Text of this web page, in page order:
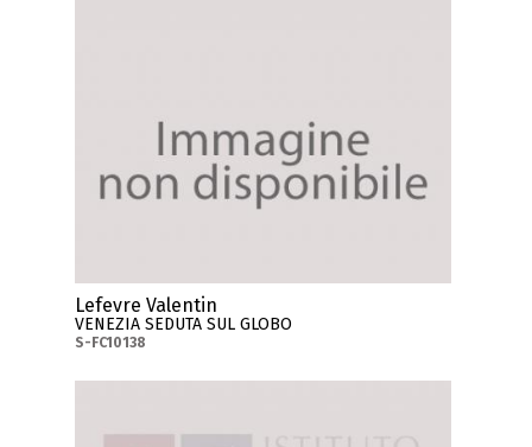
Lefevre Valentin
VENEZIA SEDUTA SUL GLOBO
S-FC10138